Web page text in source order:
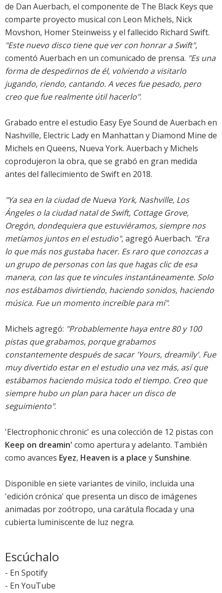
de Dan Auerbach, el componente de The Black Keys que
comparte proyecto musical con Leon Michels, Nick
Movshon, Homer Steinweiss y el fallecido Richard Swift.
"Este nuevo disco tiene que ver con honrar a Swift",
comentó Auerbach en un comunicado de prensa. "Es una
forma de despedirnos de él, volviendo a visitarlo
jugando, riendo, cantando. A veces fue pesado, pero
creo que fue realmente útil hacerlo".
Grabado entre el estudio Easy Eye Sound de Auerbach en
Nashville, Electric Lady en Manhattan y Diamond Mine de
Michels en Queens, Nueva York. Auerbach y Michels
coprodujeron la obra, que se grabó en gran medida
antes del fallecimiento de Swift en 2018.
"Ya sea en la ciudad de Nueva York, Nashville, Los
Ángeles o la ciudad natal de Swift, Cottage Grove,
Oregón, dondequiera que estuviéramos, siempre nos
metíamos juntos en el estudio", agregó Auerbach. "Era
lo que más nos gustaba hacer. Es raro que conozcas a
un grupo de personas con las que hagas clic de esa
manera, con las que te vincules instantáneamente. Solo
nos estábamos divirtiendo, haciendo sonidos, haciendo
música. Fue un momento increíble para mí".
Michels agregó: "Probablemente haya entre 80 y 100
pistas que grabamos, porque grabamos
constantemente después de sacar 'Yours, dreamily'. Fue
muy divertido estar en el estudio una vez más, así que
estábamos haciendo música todo el tiempo. Creo que
siempre hubo un plan para hacer un disco de
seguimiento".
'Electrophonic chronic' es una colección de 12 pistas con
Keep on dreamin' como apertura y adelanto. También
como avances Eyez, Heaven is a place y Sunshine.
Disponible en siete variantes de vinilo, incluida una
'edición crónica' que presenta un disco de imágenes
animadas por zoótropo, una carátula flocada y una
cubierta luminiscente de luz negra.
Escúchalo
- En Spotify
- En YouTube